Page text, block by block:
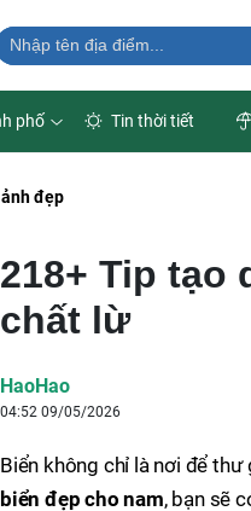
phố Tin thời tiết
ảnh đẹp
218+ Tip tạo
chất lừ
HaoHao
04:52 09/05/2026
Biển không chỉ là nơi để
biển đẹp cho nam, bạn sẽ